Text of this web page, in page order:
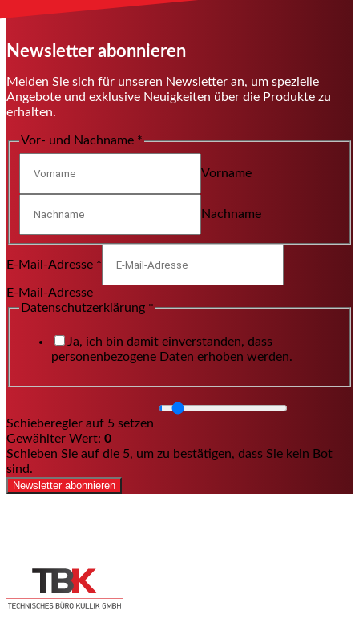
Newsletter abonnieren
Melden Sie sich für unseren Newsletter an, um spezielle
Angebote und exklusive Neuigkeiten über die Produkte zu
erhalten.
Vor- und Nachname *
Vorname
Nachname
E-Mail-Adresse *
E-Mail-Adresse
Datenschutzerklärung *
Ja, ich bin damit einverstanden, dass
personenbezogene Daten erhoben werden.
Schieberegler auf 5 setzen
Gewählter Wert: 0
Schieben Sie auf die 5, um zu bestätigen, dass Sie kein Bot
sind.
Newsletter abonnieren